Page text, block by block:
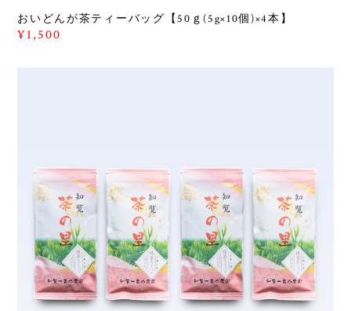
おいどんが茶ティーバッグ【50ｇ(5g×10個)×4本】
¥1,500